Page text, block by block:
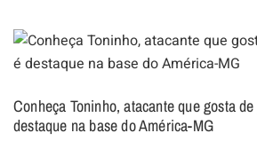
Conheça Toninho, atacante que gosta
destaque na base do América-MG